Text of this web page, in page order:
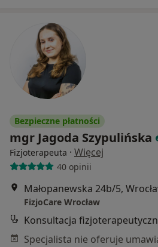
Bezpieczne płatności
mgr Jagoda Szypulińska
Fizjoterapeuta · Więcej
40 opinii
Małopanewska 24b/5,
FizjoCare Wrocław
Konsultacja